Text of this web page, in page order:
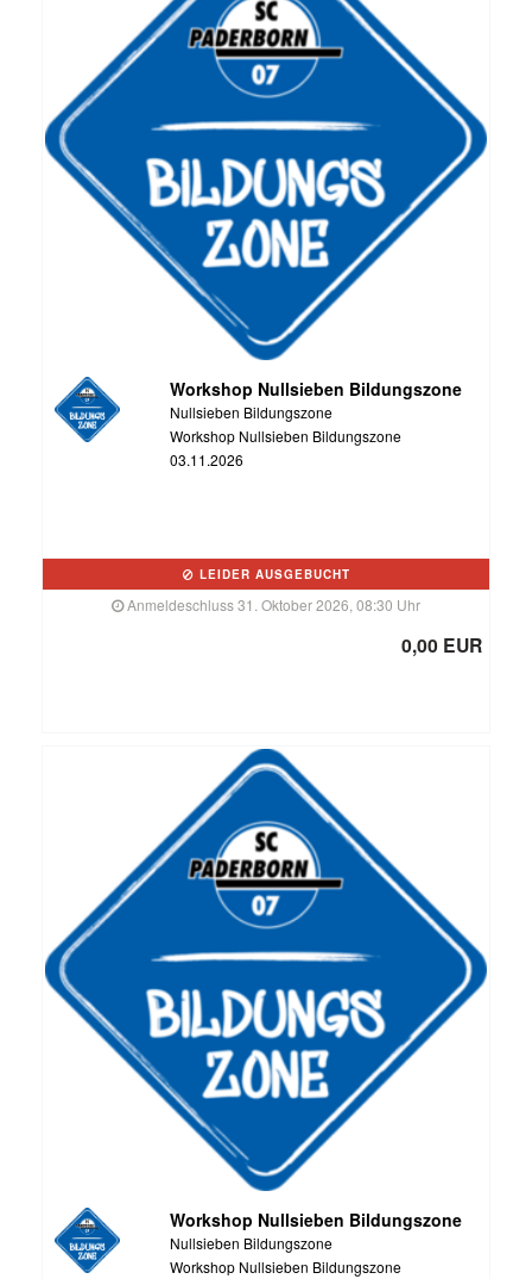
Workshop Nullsieben Bildungszone
Nullsieben Bildungszone
Workshop Nullsieben Bildungszone
03.11.2026
LEIDER AUSGEBUCHT
Anmeldeschluss 31. Oktober 2026, 08:30 Uhr
0,00 EUR
Workshop Nullsieben Bildungszone
Nullsieben Bildungszone
Workshop Nullsieben Bildungszone